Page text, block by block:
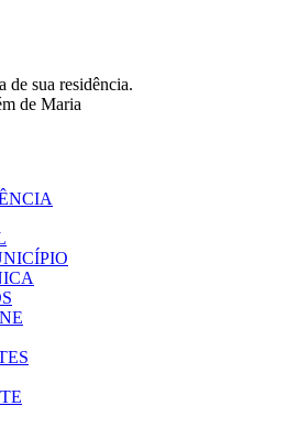
de sua residência.
de Maria